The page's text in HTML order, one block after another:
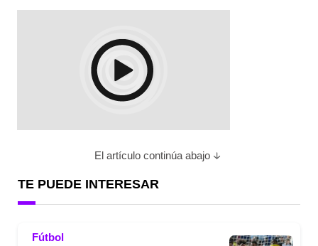
El artículo continúa abajo
TE PUEDE INTERESAR
Fútbol